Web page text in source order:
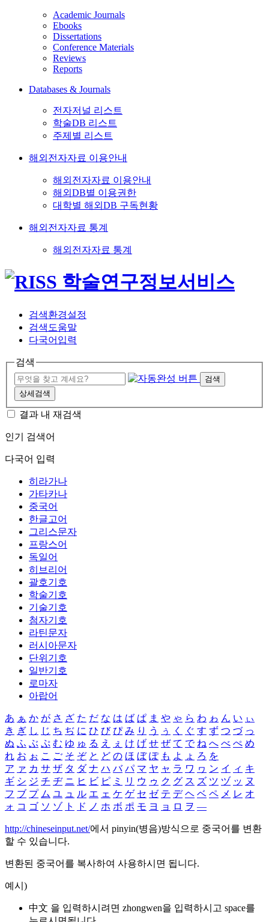
Academic Journals
Ebooks
Dissertations
Conference Materials
Reviews
Reports
Databases & Journals
전자저널 리스트
학술DB 리스트
주제별 리스트
해외전자자료 이용안내
해외전자자료 이용안내
해외DB별 이용권한
대학별 해외DB 구독현황
해외전자자료 통계
해외전자자료 통계
검색환경설정
검색도움말
다국어입력
검색
검색
상세검색
결과 내 재검색
인기 검색어
다국어 입력
히라가나
가타카나
중국어
한글고어
그리스문자
프랑스어
독일어
히브리어
괄호기호
학술기호
기술기호
첨자기호
라틴문자
러시아문자
단위기호
일반기호
로마자
아랍어
あ ぁ か が さ ざ た だ な は ば ぱ ま や ゃ ら わ ゎ ん い ぃ
き ぎ し じ ち ぢ に ひ び ぴ み り う ぅ く ぐ す ず つ づ っ
ぬ ふ ぶ ぷ む ゆ ゅ る え ぇ け げ せ ぜ て で ね へ べ ぺ め
れ お ぉ こ ご そ ぞ と ど の ほ ぼ ぽ も よ ょ ろ を
ア ァ カ サ ザ タ ダ ナ ハ バ パ マ ヤ ャ ラ ワ ヮ ン イ ィ キ
ギ シ ジ チ ヂ ニ ヒ ビ ピ ミ リ ウ ゥ ク グ ス ズ ツ ヅ ッ ヌ
フ ブ プ ム ユ ュ ル エ ェ ケ ゲ セ ゼ テ デ ヘ ベ ペ メ レ オ
ォ コ ゴ ソ ゾ ト ド ノ ホ ボ ポ モ ヨ ョ ロ ヲ ―
http://chineseinput.net/에서 pinyin(병음)방식으로 중국어를 변환
할 수 있습니다.
변환된 중국어를 복사하여 사용하시면 됩니다.
예시)
中文 을 입력하시려면 zhongwen을 입력하시고 space를